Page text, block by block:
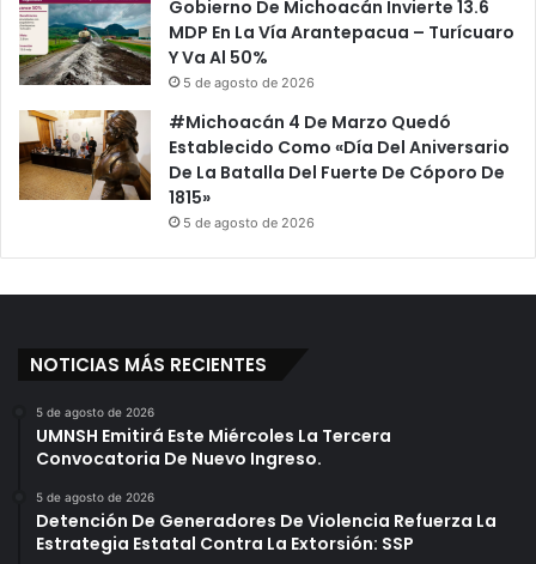
Gobierno De Michoacán Invierte 13.6
MDP En La Vía Arantepacua – Turícuaro
Y Va Al 50%
5 de agosto de 2026
#Michoacán 4 De Marzo Quedó
Establecido Como «Día Del Aniversario
De La Batalla Del Fuerte De Cóporo De
1815»
5 de agosto de 2026
NOTICIAS MÁS RECIENTES
5 de agosto de 2026
UMNSH Emitirá Este Miércoles La Tercera
Convocatoria De Nuevo Ingreso.
5 de agosto de 2026
Detención De Generadores De Violencia Refuerza La
Estrategia Estatal Contra La Extorsión: SSP